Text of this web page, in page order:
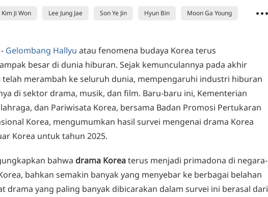
Kim Ji Won Lee Jung Jae Son Ye Jin Hyun Bin Moon Ga Young
- Gelombang Hallyu atau fenomena budaya Korea terus
besar di dunia hiburan. Sejak kemunculannya pada akhir
telah merambah ke seluruh dunia, mempengaruhi industri hiburan
di sektor drama, musik, dan film. Baru-baru ini, Kementerian
dan Pariwisata Korea, bersama Badan Promosi Pertukaran
Korea, mengumumkan hasil survei mengenai drama Korea
Korea untuk tahun 2025.
bahwa drama Koreaterus menjadi primadona di negara-
bahkan semakin banyak yang menyebar ke berbagai belahan
drama yang paling banyak dibicarakan dalam survei ini berasal dari